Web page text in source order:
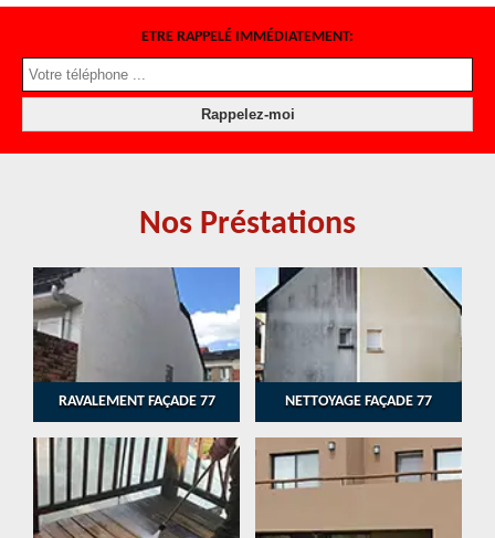
ETRE RAPPELÉ IMMÉDIATEMENT:
Nos Préstations
RAVALEMENT FAÇADE 77 NETTOYAGE FAÇADE 77